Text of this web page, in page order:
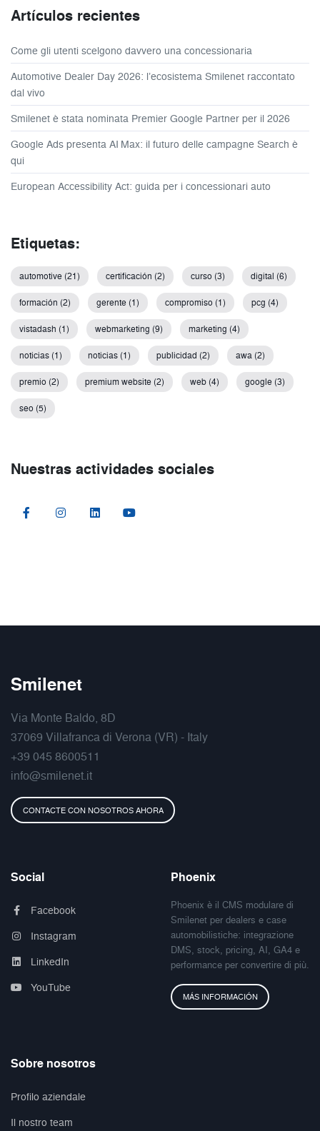
Artículos recientes
Come gli utenti scelgono davvero una concessionaria
Automotive Dealer Day 2026: l’ecosistema Smilenet raccontato
dal vivo
Smilenet è stata nominata Premier Google Partner per il 2026
Google Ads presenta AI Max: il futuro delle campagne Search è
qui
European Accessibility Act: guida per i concessionari auto
Etiquetas:
automotive (21) certificación (2) curso (3) digital (6)
formación (2) gerente (1) compromiso (1) pcg (4)
vistadash (1) webmarketing (9) marketing (4)
noticias (1) noticias (1) publicidad (2) awa (2)
premio (2) premium website (2) web (4) google (3)
seo (5)
Nuestras actividades sociales
Smilenet
Via Monte Baldo, 8D
37069 Villafranca di Verona (VR) - Italy
+39 045 8600511
info@smilenet.it
CONTACTE CON NOSOTROS AHORA
Social
Facebook
Instagram
LinkedIn
YouTube
Phoenix
Phoenix è il CMS modulare di
Smilenet per dealers e case
automobilistiche: integrazione
DMS, stock, pricing, AI, GA4 e
performance per convertire di più.
MÁS INFORMACIÓN
Sobre nosotros
Profilo aziendale
Il nostro team